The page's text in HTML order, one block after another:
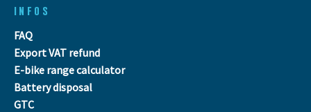
INFOS
FAQ
Export VAT refund
E-bike range calculator
Battery disposal
GTC